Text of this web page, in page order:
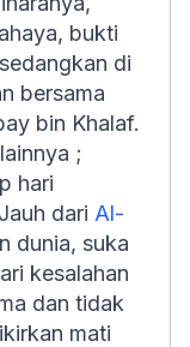
bukti
di
bersama
bin Khalaf.
;
hari
dari Al-
dunia, suka
kesalahan
dan tidak
mati